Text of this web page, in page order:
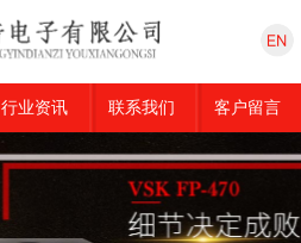
行业资讯 联系我们 客户留言